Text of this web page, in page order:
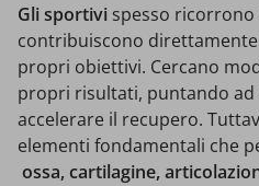
Gli sportivi spesso
contribuiscono
propri obiettivi. Cercano
propri risultati, puntando ad
accelerare il recupero.
elementi fondamentali che
ossa, cartilagine,